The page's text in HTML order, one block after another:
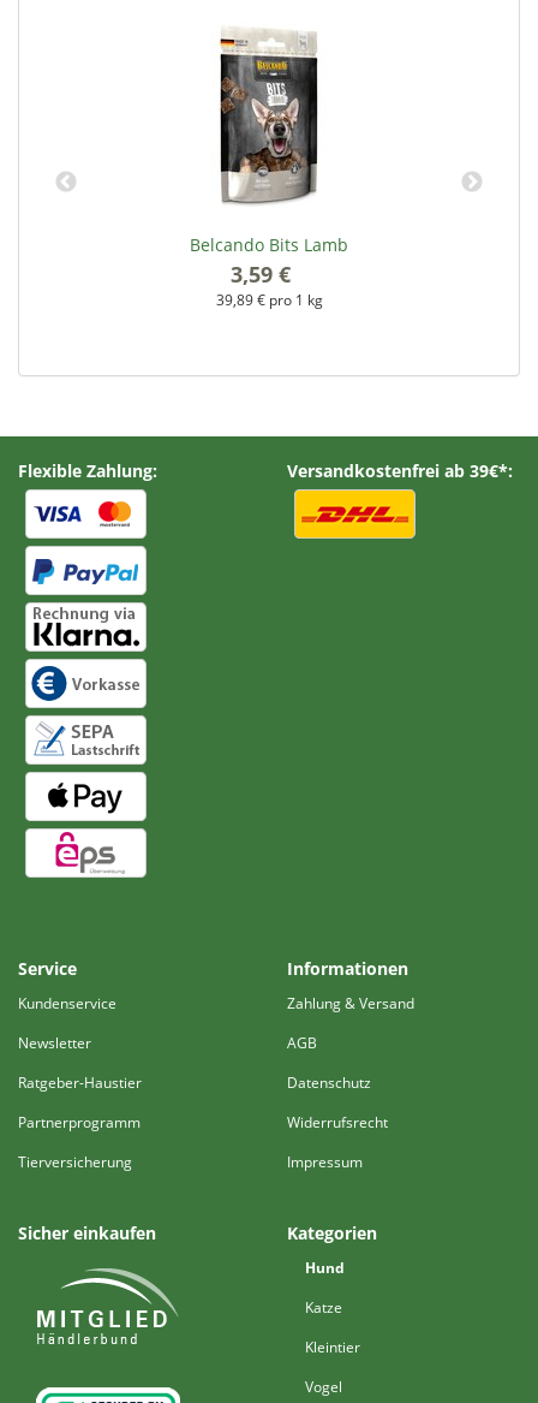
Belcando Bits Lamb
3,59 €
39,89 € pro 1 kg
Flexible Zahlung: Versandkostenfrei ab 39€*:
Service
Kundenservice
Newsletter
Ratgeber-Haustier
Partnerprogramm
Tierversicherung
Informationen
Zahlung & Versand
AGB
Datenschutz
Widerrufsrecht
Impressum
Sicher einkaufen Kategorien
Hund
Katze
Kleintier
Vogel